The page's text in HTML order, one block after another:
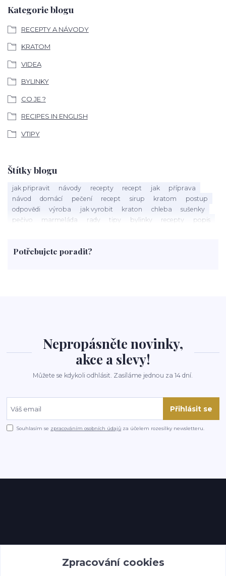
Kategorie blogu
RECEPTY A NÁVODY
KRATOM
VIDEA
BYLINKY
CO JE ?
RECIPES IN ENGLISH
VTIPY
Štítky blogu
jak připravit návody recepty recept jak
příprava
návod
domácí pečení recept sirup kratom
postup
odpovědi
výroba jak vyrobit kraton chleba
sušenky
pečivo
marmeláda rady tipy bylinky recepty
popis
rohlíky
grilování čaj
Potřebujete poradit?
Nepropásněte novinky,
akce a slevy!
Můžete se kdykoli odhlásit. Zasíláme jednou za 14 dní.
Přihlásit se
Souhlasím se zpracováním osobních údajů za účelem rozesílky newsletteru.
Zpracování cookies